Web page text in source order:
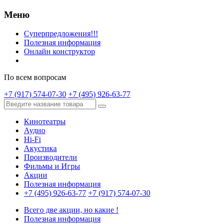
Меню
Суперпредложения!!!
Полезная информация
Онлайн конструктор
По всем вопросам
+7 (917) 574-07-30 +7 (495) 926-63-77
Кинотеатры
Аудио
Hi-Fi
Акустика
Производители
Фильмы и Игры
Акции
Полезная информация
+7 (495) 926-63-77 +7 (917) 574-07-30
Всего две акции, но какие !
Полезная информация